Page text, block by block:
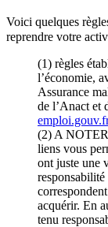
Voici quelques
reprendre votre
(1) règles
l’économie,
Assurance
de l’Anact et
(2) A
liens vous
ont juste une
acquérir. En
tenu